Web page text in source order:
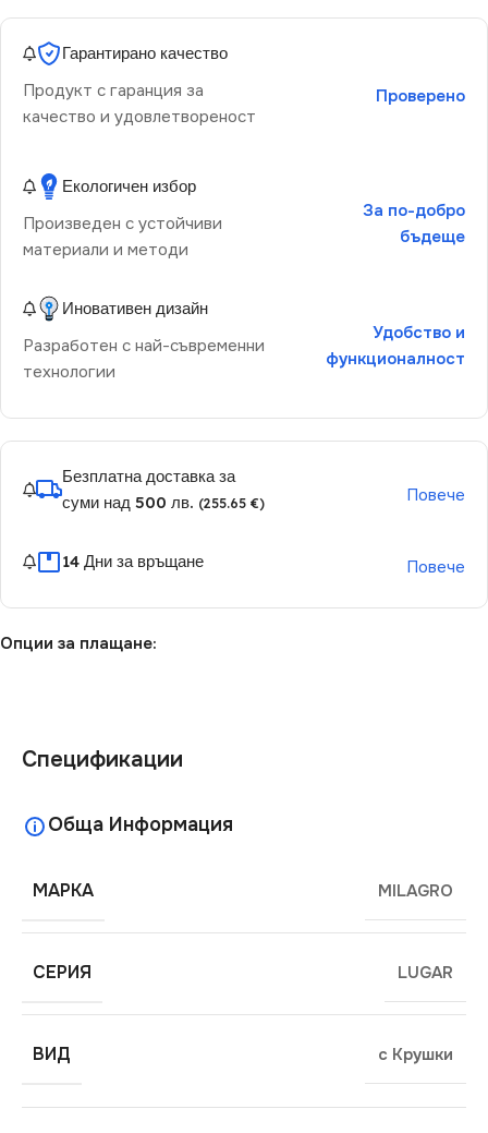
Гарантирано качество
Продукт с гаранция за
качество и удовлетвореност
Проверено
Екологичен избор
Произведен с устойчиви
материали и методи
За по-добро
бъдеще
Иновативен дизайн
Разработен с най-съвременни
технологии
Удобство и
функционалност
Безплатна доставка за
суми над 500 лв. (255.65 €) Повече
14 Дни за връщане Повече
Опции за плащане:
Спецификации
Обща Информация
МАРКА MILAGRO
СЕРИЯ LUGAR
ВИД с Крушки